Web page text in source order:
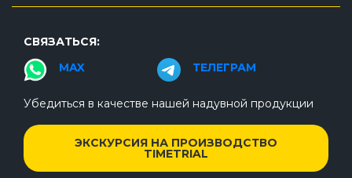
СВЯЗАТЬСЯ:
MAX
ТЕЛЕГРАМ
Убедиться в качестве нашей надувной продукции
ЭКСКУРСИЯ НА ПРОИЗВОДСТВО
TIMETRIAL